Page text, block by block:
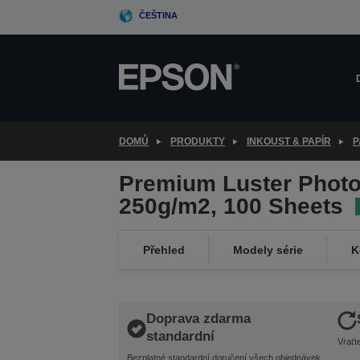
ČEŠTINA
DOMŮ PRODUKTY INKOUST & PAPÍR
Premium Luster
250g/m2, 100 Sheets
Přehled Modely série
Doprava zdarma
standardní
Bezplatné standardní doručení všech objednávek